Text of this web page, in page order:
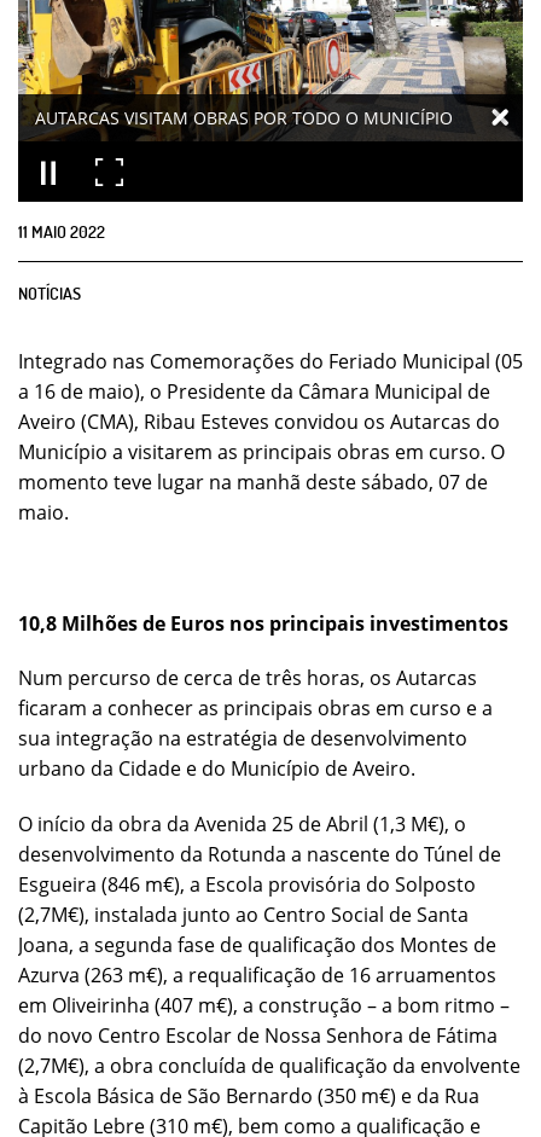
AUTARCAS VISITAM OBRAS POR TODO O MUNICÍPIO
11 MAIO2022
NOTÍCIAS
Integrado nas Comemorações do Feriado Municipal (05
a 16 de maio), o Presidente da Câmara Municipal de
Aveiro (CMA), Ribau Esteves convidou os Autarcas do
Município a visitarem as principais obras em curso. O
momento teve lugar na manhã deste sábado, 07 de
maio.
10,8 Milhões de Euros nos principais investimentos
Num percurso de cerca de três horas, os Autarcas
ficaram a conhecer as principais obras em curso e a
sua integração na estratégia de desenvolvimento
urbano da Cidade e do Município de Aveiro.
O início da obra da Avenida 25 de Abril (1,3 M€), o
desenvolvimento da Rotunda a nascente do Túnel de
Esgueira (846 m€), a Escola provisória do Solposto
(2,7M€), instalada junto ao Centro Social de Santa
Joana, a segunda fase de qualificação dos Montes de
Azurva (263 m€), a requalificação de 16 arruamentos
em Oliveirinha (407 m€), a construção – a bom ritmo –
do novo Centro Escolar de Nossa Senhora de Fátima
(2,7M€), a obra concluída de qualificação da envolvente
à Escola Básica de São Bernardo (350 m€) e da Rua
Capitão Lebre (310 m€), bem como a qualificação e